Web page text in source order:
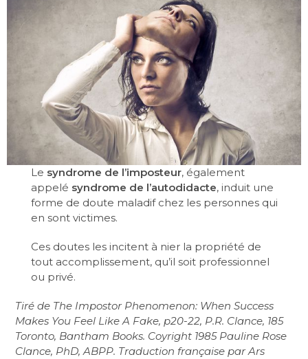
Le syndrome de l’imposteur, également
appelé syndrome de l’autodidacte, induit une
forme de doute maladif chez les personnes qui
en sont victimes.
Ces doutes les incitent à nier la propriété de
tout accomplissement, qu’il soit professionnel
ou privé.
Tiré de The Impostor Phenomenon: When Success
Makes You Feel Like A Fake, p20-22, P.R. Clance, 185
Toronto, Bantham Books. Coyright 1985 Pauline Rose
Clance, PhD, ABPP. Traduction française par Ars